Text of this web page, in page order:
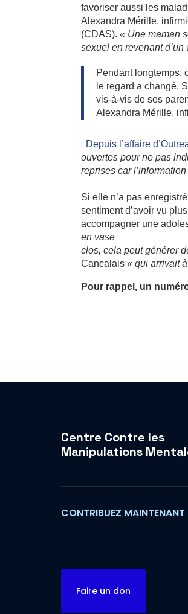
favoriser aussi les
Alexandra Mérille,
(CDAS).« Une maman
sexuel en revenant
Pendant longtemps,
le regard a changé.
vis-à-vis de ses
Alexandra Mérille,
Depuis l’affaire
ouvertes pour ne pas
reprises car
Si elle n’a pas
sentiment d’avoir vu
accompagner une
en vase
clos, cela peut générer
Cancalais« qui arrivait
Pour rappel, un
Centre Contre les
Manipulations
CONTRIBUEZ MAINTENANT
Faire un don